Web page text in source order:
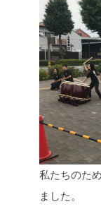
私たちのた
ました。